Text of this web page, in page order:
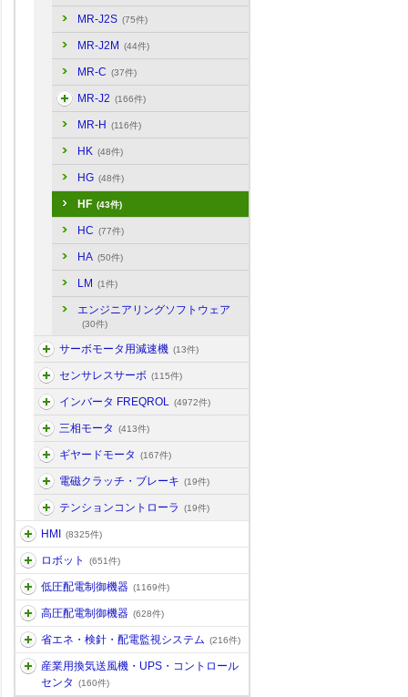
MR-J2S (75件)
MR-J2M (44件)
MR-C (37件)
MR-J2 (166件)
MR-H (116件)
HK (48件)
HG (48件)
HF (43件)
HC (77件)
HA (50件)
LM (1件)
エンジニアリングソフトウェア
(30件)
サーボモータ用減速機 (13件)
センサレスサーボ (115件)
インバータ FREQROL (4972件)
三相モータ (413件)
ギヤードモータ (167件)
電磁クラッチ・ブレーキ (19件)
テンションコントローラ (19件)
HMI (8325件)
ロボット (651件)
低圧配電制御機器 (1169件)
高圧配電制御機器 (628件)
省エネ・検針・配電監視システム (216件)
産業用換気送風機・UPS・コントロール
センタ
(160件)